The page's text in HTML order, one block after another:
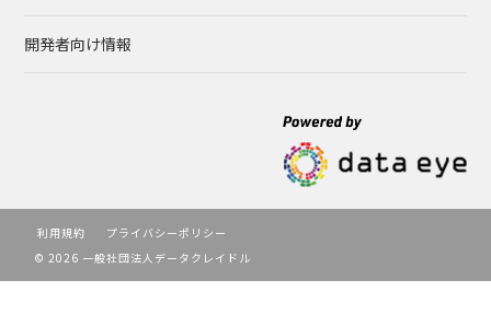
開発者向け情報
利用規約
プライバシーポリシー
© 2026 一般社団法人データクレイドル